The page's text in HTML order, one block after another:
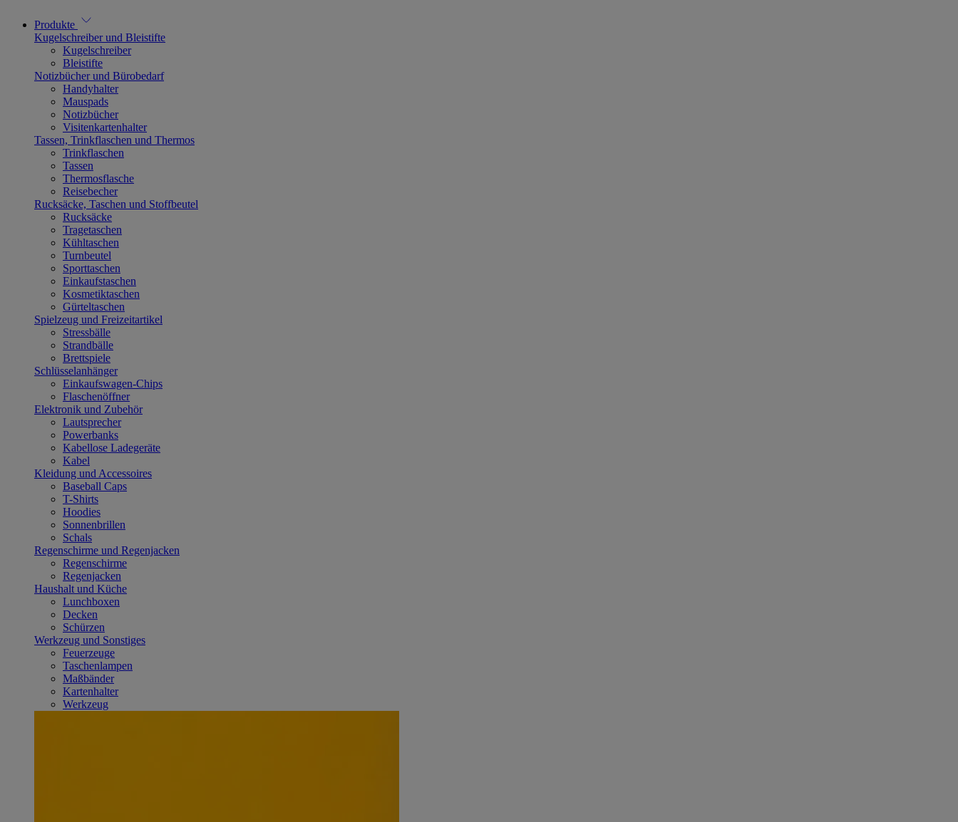
Produkte
Kugelschreiber und Bleistifte
Kugelschreiber
Bleistifte
Notizbücher und Bürobedarf
Handyhalter
Mauspads
Notizbücher
Visitenkartenhalter
Tassen, Trinkflaschen und Thermos
Trinkflaschen
Tassen
Thermosflasche
Reisebecher
Rucksäcke, Taschen und Stoffbeutel
Rucksäcke
Tragetaschen
Kühltaschen
Turnbeutel
Sporttaschen
Einkaufstaschen
Kosmetiktaschen
Gürteltaschen
Spielzeug und Freizeitartikel
Stressbälle
Strandbälle
Brettspiele
Schlüsselanhänger
Einkaufswagen-Chips
Flaschenöffner
Elektronik und Zubehör
Lautsprecher
Powerbanks
Kabellose Ladegeräte
Kabel
Kleidung und Accessoires
Baseball Caps
T-Shirts
Hoodies
Sonnenbrillen
Schals
Regenschirme und Regenjacken
Regenschirme
Regenjacken
Haushalt und Küche
Lunchboxen
Decken
Schürzen
Werkzeug und Sonstiges
Feuerzeuge
Taschenlampen
Maßbänder
Kartenhalter
Werkzeug